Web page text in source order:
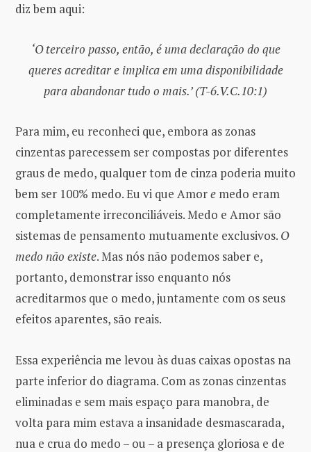
diz bem aqui:
‘O terceiro passo, então, é uma declaração do que
queres acreditar e implica em uma disponibilidade
para abandonar tudo o mais.’ (T-6.V.C.10:1)
Para mim, eu reconheci que, embora as zonas
cinzentas parecessem ser compostas por diferentes
graus de medo, qualquer tom de cinza poderia muito
bem ser 100% medo. Eu vi que Amore medo eram
completamente irreconciliáveis. Medo e Amor são
sistemas de pensamento mutuamente exclusivos. O
medo não existe. Mas nós não podemos saber e,
portanto, demonstrar isso enquanto nós
acreditarmos que o medo, juntamente com os seus
efeitos aparentes, são reais.
Essa experiência me levou às duas caixas opostas na
parte inferior do diagrama. Com as zonas cinzentas
eliminadas e sem mais espaço para manobra, de
volta para mim estava a insanidade desmascarada,
nua e crua do medo – ou – a presença gloriosa e de